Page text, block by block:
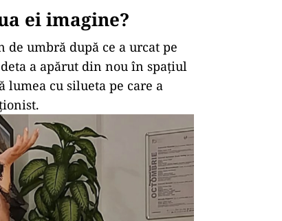
ei imagine?
umbră după ce a urcat pe
a apărut din nou în spațiul
cu silueta pe care a